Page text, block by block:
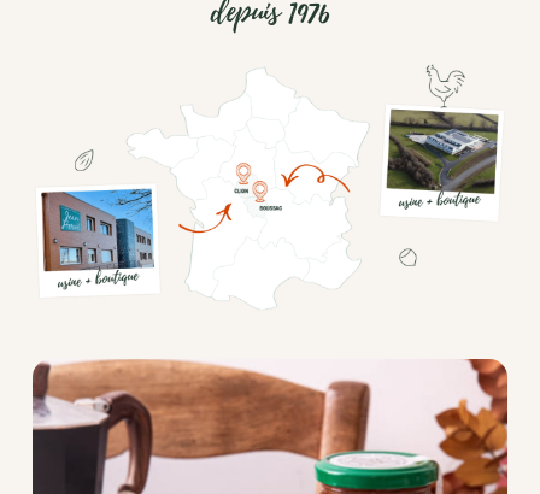
depuis 1976
culinaires
Boisson
poudre
Fruits
secs
Mélanges
apéritifs
Tartinables
apéritifs